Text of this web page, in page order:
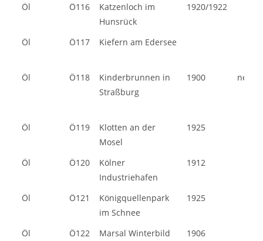
Öl Ö116
Katzenloch im
Hunsrück
1920/1922
Öl Ö117 Kiefern am Edersee
Öl Ö118
Kinderbrunnen in
Straßburg
1900 nein
Öl Ö119
Klotten an der
Mosel
1925
Öl Ö120
Kölner
Industriehafen
1912
Öl Ö121
Königquellenpark
im Schnee
1925
Öl Ö122
Marsal Winterbild
1906